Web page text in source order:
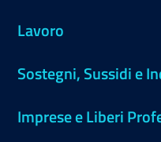
Lavoro
Sostegni, Sussidi e
Imprese e Liberi